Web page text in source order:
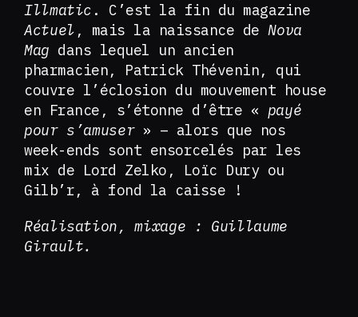
Illmatic . C’est la fin du magazine
Actuel , mais la naissance deNova
Mag dans lequel un ancien
pharmacien, Patrick Thévenin, qui
couvre l’éclosion du mouvement house
en France, s’étonne d’être « payé
pour s’amuser » – alors que nos
week-ends sont ensorcelés par les
mix de Lord Zelko, Loïc Dury ou
Gilb’r, à fond la caisse !
Réalisation, mixage : Guillaume
Girault.